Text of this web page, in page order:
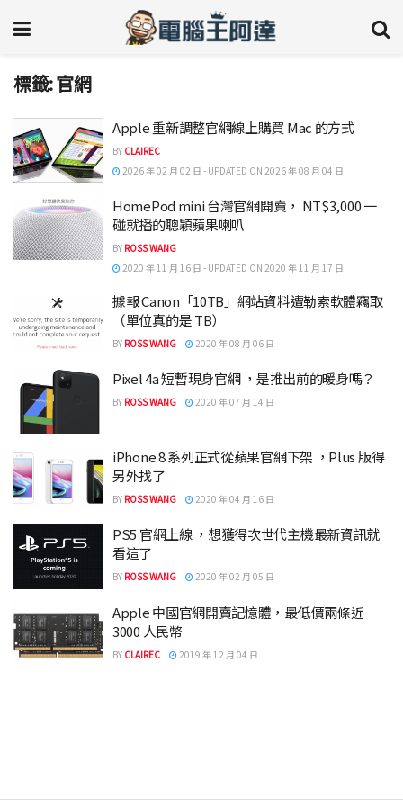
標籤:官網
Apple 重新調整官網線上購買 Mac 的方式
BY CLAIREC
2026 年 02 月 02 日 - UPDATED ON 2026 年 08 月 04 日
HomePod mini 台灣官網開賣， NT$3,000 一
碰就播的聰穎蘋果喇叭
BY ROSS WANG
2020 年 11 月 16 日 - UPDATED ON 2020 年 11 月 17 日
據報 Canon「10TB」網站資料遭勒索軟體竊取
（單位真的是 TB）
BY ROSS WANG 2020 年 08 月 06 日
Pixel 4a 短暫現身官網 ，是推出前的暖身嗎？
BY ROSS WANG 2020 年 07 月 14 日
iPhone 8 系列正式從蘋果官網下架 ，Plus 版得
另外找了
BY ROSS WANG 2020 年 04 月 16 日
PS5 官網上線 ，想獲得次世代主機最新資訊就
看這了
BY ROSS WANG 2020 年 02 月 05 日
Apple 中國官網開賣記憶體，最低價兩條近
3000 人民幣
BY CLAIREC 2019 年 12 月 04 日